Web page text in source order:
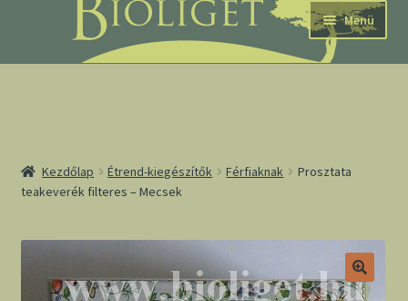
navigációhoz
tartalomba
Menü
Kezdőlap Étrend-kiegészítők Férfiaknak
Prosztata
teakeverék filteres – Mecsek